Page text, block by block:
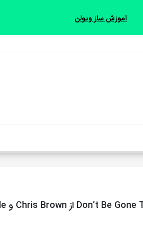
آموزش ساز ویولن